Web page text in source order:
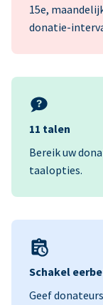
15e,
donatie-
11 talen
Bereik uw
taalopties.
Schakel
Geef